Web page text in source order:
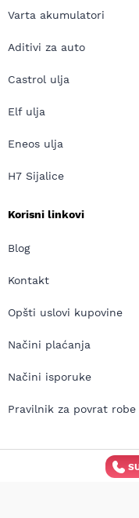
Varta akumulatori
Aditivi za auto
Castrol ulja
Elf ulja
Eneos ulja
H7 Sijalice
Korisni linkovi
Blog
Kontakt
Opšti uslovi kupovine
Načini plaćanja
Načini isporuke
Pravilnik za povrat
Copyright © MD